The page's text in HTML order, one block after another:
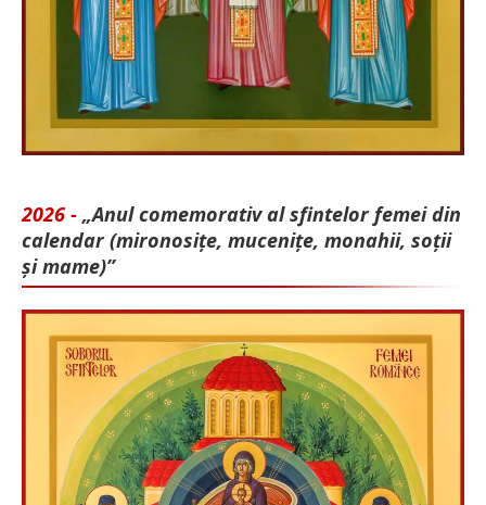
2026 - „Anul comemorativ al sfintelor femei din
calendar (mironosițe, mu­cenițe, monahii, soții
și mame)”